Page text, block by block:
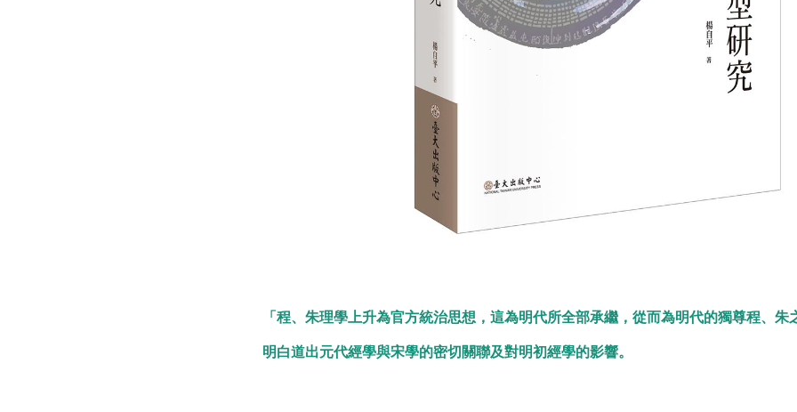
「程、朱理學上升為官方統治思想，這為明代所全部承繼，從而為明代的獨尊程、朱
明白道出元代經學與宋學的密切關聯及對明初經學的影響。